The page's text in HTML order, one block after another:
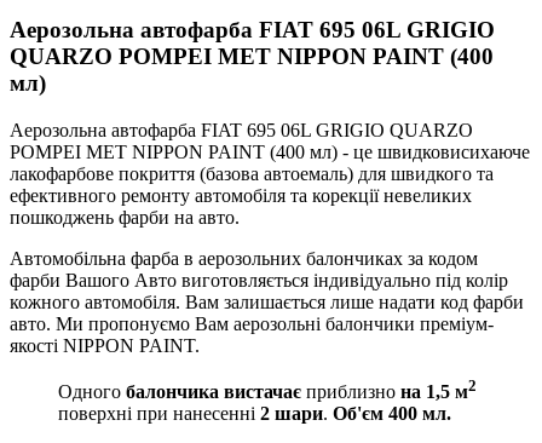
Аерозольна автофарба FIAT 695 06L GRIGIO
QUARZO POMPEI MET NIPPON PAINT (400
мл)
Аерозольна автофарба FIAT 695 06L GRIGIO QUARZO
POMPEI MET NIPPON PAINT (400 мл) - це швидковисихаюче
лакофарбове покриття (базова автоемаль) для швидкого та
ефективного ремонту автомобіля та корекції невеликих
пошкоджень фарби на авто.
Автомобільна фарба в аерозольних балончиках за кодом
фарби Вашого Авто виготовляється індивідуально під колір
кожного автомобіля. Вам залишається лише надати код фарби
авто. Ми пропонуємо Вам аерозольні балончики преміум-
якості NIPPON PAINT.
Одного балончика вистачає приблизно на 1,5 м2
поверхні при нанесенні 2 шари. Об'єм 400 мл.